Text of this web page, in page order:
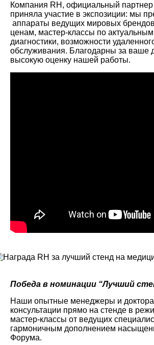
Компания RH, официальный
приняла участие в экспозиции: мы
аппараты ведущих мировых
ценам, мастер-классы по
диагностики, возможности
обслуживания. Благодарны за ваше
высокую оценку нашей работы.
Победа в номинации “Лучший
Наши опытные менеджеры и
консультации прямо на стенде в
мастер-классы от ведущих
гармоничным дополнением
Форума.